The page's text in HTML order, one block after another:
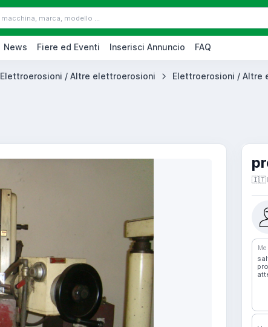
News Fiere ed Eventi Inserisci Annuncio FAQ
Elettroerosioni / Altre elettroerosioni Elettroerosioni / Altre
🇮🇹